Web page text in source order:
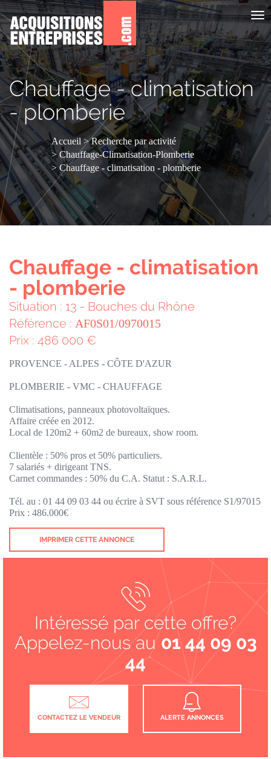
le
Chauffage - climatisation
- plomberie
Accueil
Recherche par activité
Chauffage-Climatisation-Plomberie
Chauffage - climatisation - plomberie
Chauffage - climatisation
- plomberie
Situation : 13 - Bouches du Rhône
Référence : AF0S01/0970015
Prix : 486 000 €
PROVENCE - ALPES - CÔTE D'AZUR
PLOMBERIE - VMC - CHAUFFAGE
Climatisations, panneaux photovoltaïques.
Affaire créée en 2012.
Local de 120m2 + 60m2 de bureaux, show room.
Clientèle : 50% pros et 50% particuliers.
7 salariés + dirigeant TNS.
Carnet commandes : 50% du C.A. Statut : S.A.R.L.
Tél. au : 01 44 09 03 44 ou écrire à SVT sous référence S1/97015
Prix : 486.000€
IMPRIMER CETTE ANNONCE
Intéressé par cette offre?
Appelez-nous au01 44 09 03
44
CONTACTEZ LE VENDEUR ALERTE ANNONCES